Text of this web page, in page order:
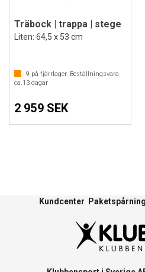
Träbock | trappa | stege
Liten: 64,5 x 53 cm
9 på fjärrlager. Beställningsvara
ca.13 dagar
2 959 SEK
Kundcenter Paketspårning